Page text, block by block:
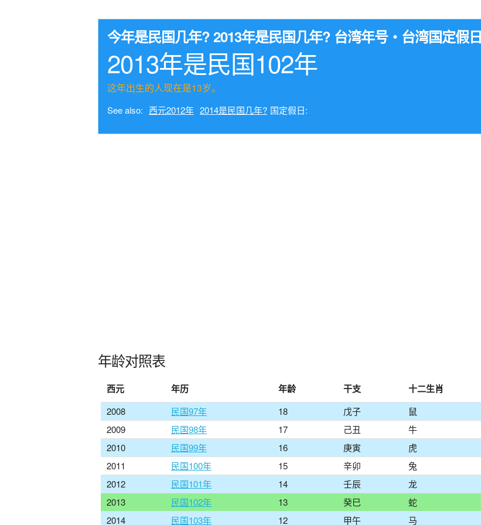
今年是民国几年? 2013年是民国几年? 台湾年号・台湾国定假
2013年是民国102年
这年出生的人现在是13岁。
See also: 西元2012年 2014是民国几年? 国定假日:
年龄对照表
西元 年历 年龄 干支 十二生肖
2008 民国97年 18 戊子
鼠
2009
民国98年 17 己丑
牛
2010
民国99年 16 庚寅
虎
2011
民国100年 15 辛卯
兔
2012
民国101年 14 壬辰
龙
2013
民国102年 13 癸巳
蛇
2014
民国103年 12 甲午 马